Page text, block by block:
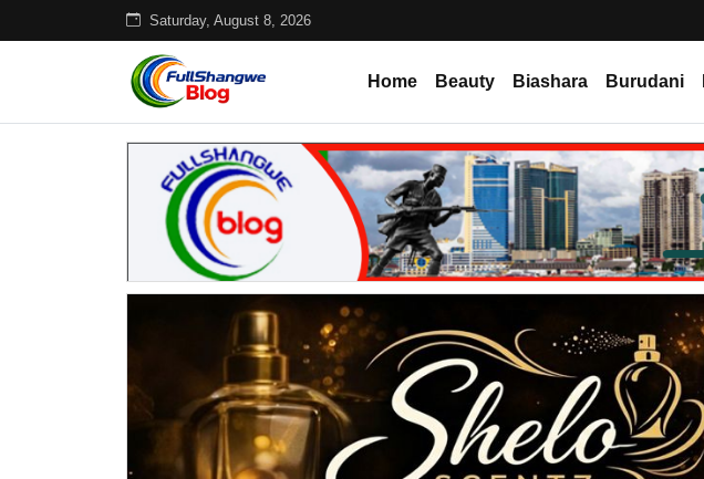
Saturday, August 8, 2026
Home Beauty Biashara Burudani